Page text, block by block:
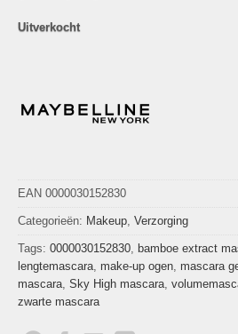
Uitverkocht
EAN 0000030152830
Categorieën: Makeup, Verzorging
Tags: 0000030152830, bamboe extract
lengtemascara, make-up ogen, mascara
mascara, Sky High mascara,
zwarte mascara